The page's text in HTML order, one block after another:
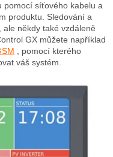
pomocí síťového kabelu a
produktu. Sledování a
někdy také vzdáleně
GX můžete například
, pomocí kterého
váš systém.